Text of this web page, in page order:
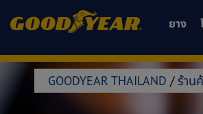
ยาง
GOODYEAR THAILAND / ร้าน